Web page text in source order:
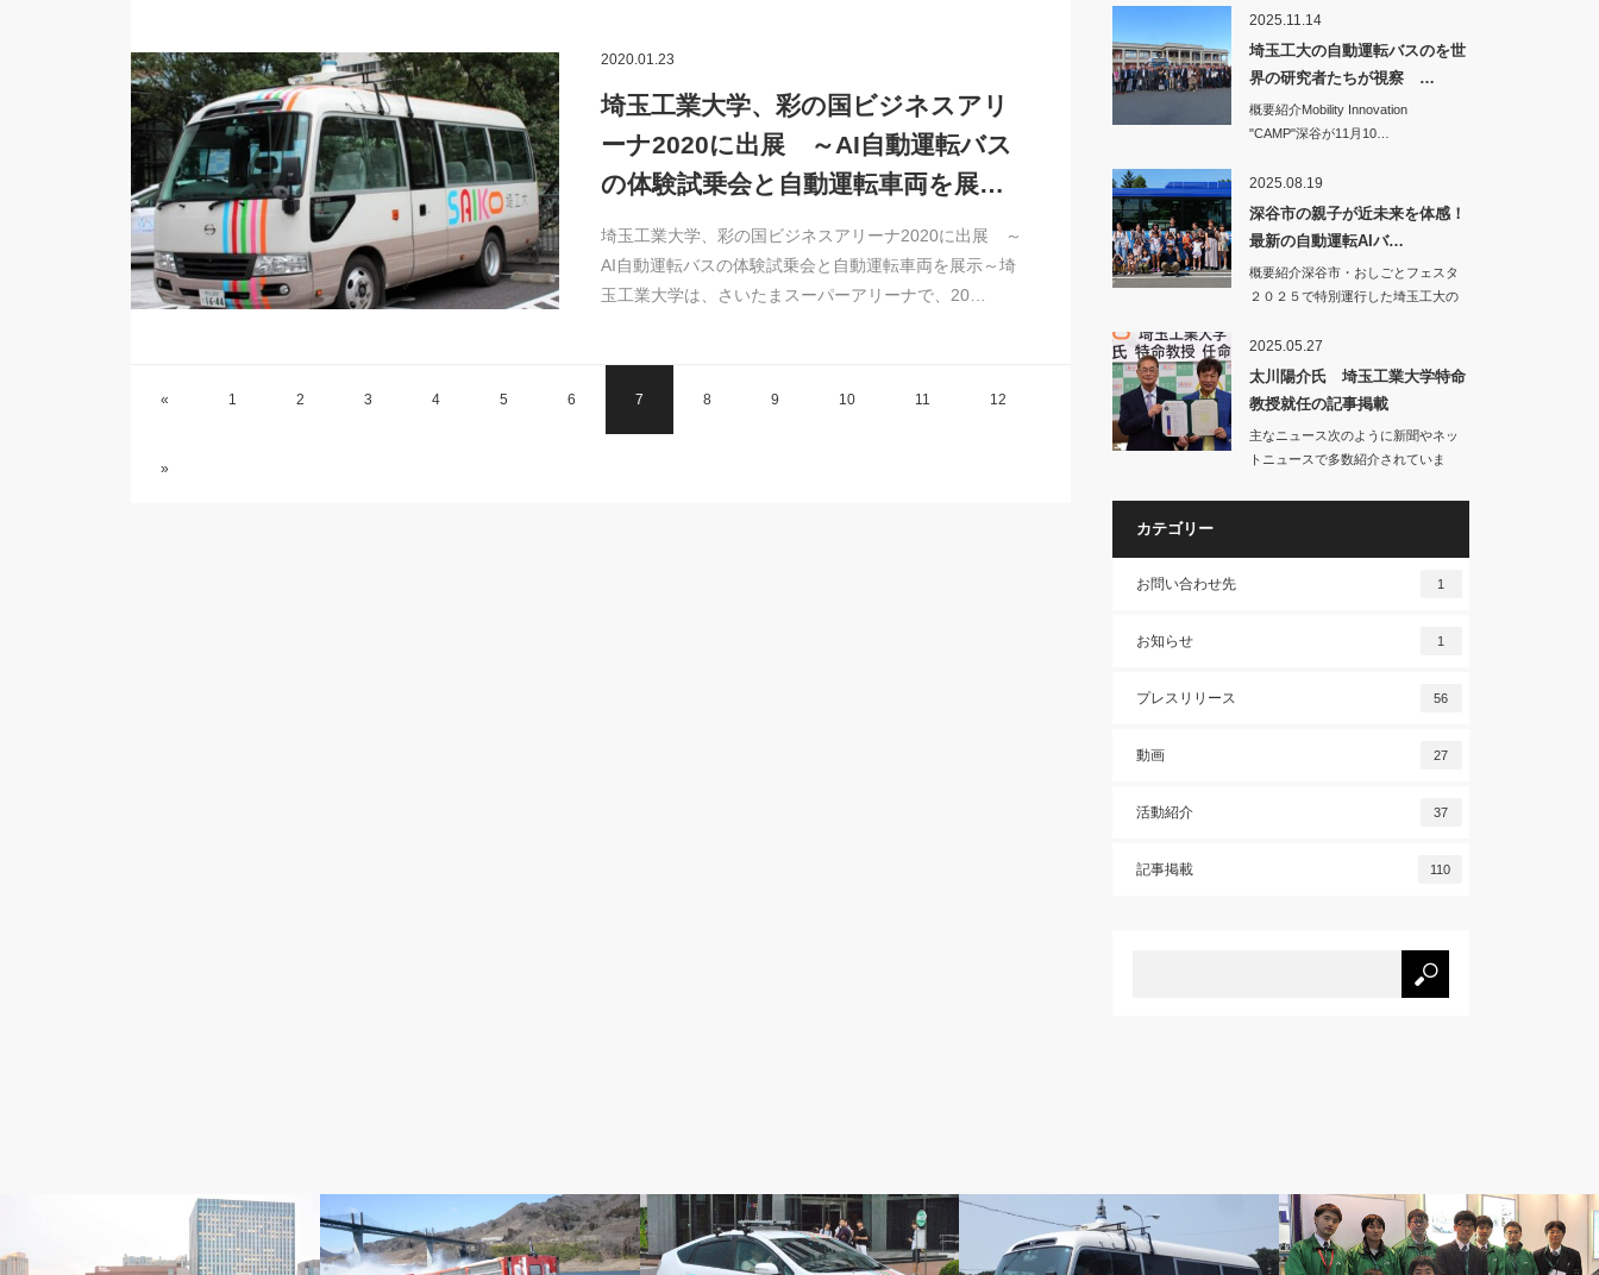
2020.01.23
埼玉工業大学、彩の国ビジネスアリ
ーナ2020に出展 ～AI自動運転バス
の体験試乗会と自動運転車両を展…
埼玉工業大学、彩の国ビジネスアリーナ2020に出展 ～
AI自動運転バスの体験試乗会と自動運転車両を展示～埼
玉工業大学は、さいたまスーパーアリーナで、20…
« 1 2 3 4 5 6 7 8 9 10 11 12
»
2025.11.14
埼玉工大の自動運転バスのを世
界の研究者たちが視察 …
概要紹介Mobility Innovation
"CAMP"深谷が11月10…
2025.08.19
深谷市の親子が近未来を体感！
最新の自動運転AIバ…
概要紹介深谷市・おしごとフェスタ
２０２５で特別運行した埼玉工大の
2025.05.27
太川陽介氏 埼玉工業大学特命
教授就任の記事掲載
主なニュース次のように新聞やネッ
トニュースで多数紹介されていま
カテゴリー
お問い合わせ先 1
お知らせ 1
プレスリリース 56
動画 27
活動紹介 37
記事掲載 110